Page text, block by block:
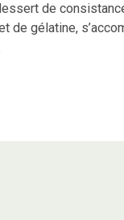
de
de gélatine,